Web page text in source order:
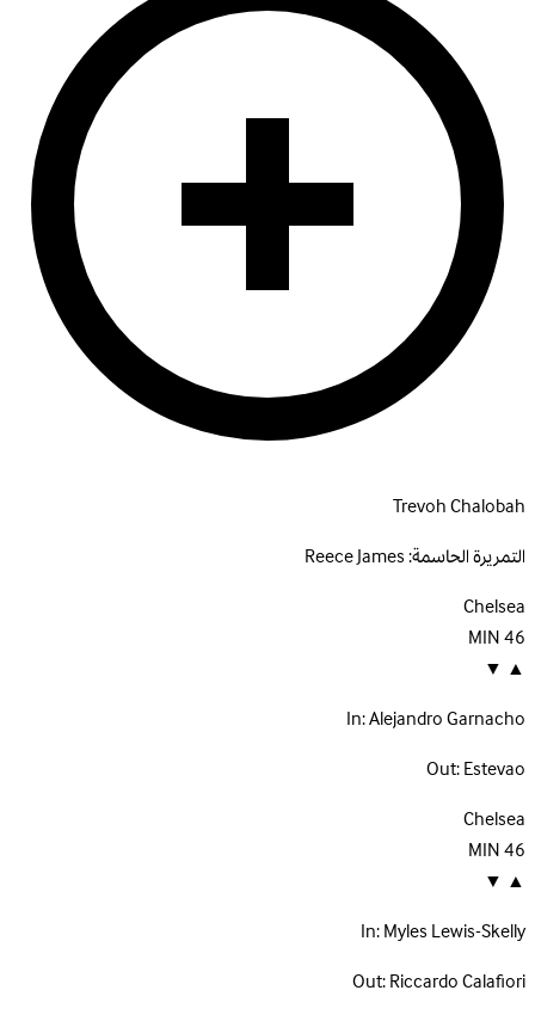
Trevoh Chalobah
التمريرة الحاسمة:Reece James
Chelsea
46
MIN
▲
▼
In:Alejandro Garnacho
Out:Estevao
Chelsea
46
MIN
▲
▼
In:Myles Lewis-Skelly
Out:Riccardo Calafiori